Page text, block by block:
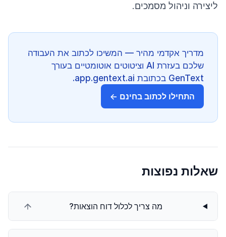
ליצירה וניהול מסמכים.
מדריך אקדמי מהיר — המשיכו לכתוב את העבודה
שלכם בעזרת AI וציטוטים אוטומטיים בעורך
GenText בכתובת app.gentext.ai.
התחילו לכתוב בחינם ←
שאלות נפוצות
מה צריך לכלול דוח הוצאות?